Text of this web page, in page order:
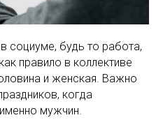
социуме, будь то работа,
правило в коллективе
и женская. Важно
когда
мужчин.